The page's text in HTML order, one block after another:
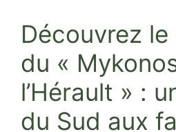
Découvrez
du «
l’Hérault » :
du Sud aux